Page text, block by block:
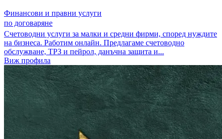
Финансови и правни услуги
по договаряне
Счетоводни услуги за малки и средни фирми, според нуждите
на бизнеса. Работим онлайн. Предлагаме счетоводно
обслужване, ТРЗ и пейрол, данъчна защита и...
Виж профила